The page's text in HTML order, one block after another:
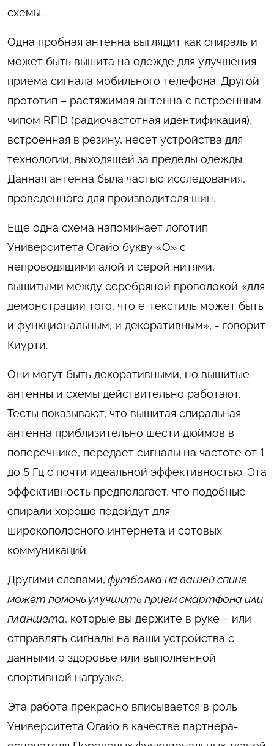
схемы.
Одна пробная антенна выглядит как спираль и
может быть вышита на одежде для улучшения
приема сигнала мобильного телефона. Другой
прототип – растяжимая антенна с встроенным
чипом RFID (радиочастотная идентификация),
встроенная в резину, несет устройства для
технологии, выходящей за пределы одежды.
Данная антенна была частью исследования,
проведенного для производителя шин.
Еще одна схема напоминает логотип
Университета Огайо букву «О» с
непроводящими алой и серой нитями,
вышитыми между серебряной проволокой «для
демонстрации того, что е-текстиль может быть
и функциональным, и декоративным», - говорит
Киурти.
Они могут быть декоративными, но вышитые
антенны и схемы действительно работают.
Тесты показывают, что вышитая спиральная
антенна приблизительно шести дюймов в
поперечнике, передает сигналы на частоте от 1
до 5 Гц с почти идеальной эффективностью. Эта
эффективность предполагает, что подобные
спирали хорошо подойдут для
широкополосного интернета и сотовых
коммуникаций.
Другими словами, футболка на вашей спине
может помочь улучшить прием смартфона или
планшета, которые вы держите в руке – или
отправлять сигналы на ваши устройства с
данными о здоровье или выполненной
спортивной нагрузке.
Эта работа прекрасно вписывается в роль
Университета Огайо в качестве партнера-